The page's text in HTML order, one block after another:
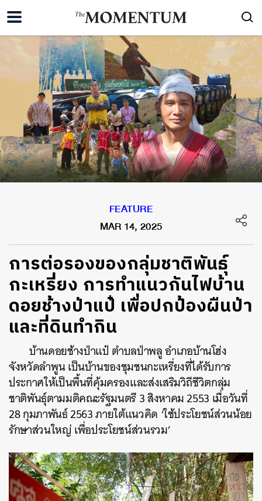
FEATURE
MAR 14, 2025
การต่อรองของกลุ่มชาติพันธุ์
กะเหรี่ยง การทำแนวกันไฟบ้าน
ดอยช้างป่าแป๋ เพื่อปกป้องผืนป่า
และที่ดินทำกิน
บ้านดอยช้างป่าแป๋ ตำบลป่าพลู อำเภอบ้านโฮ่ง
จังหวัดลำพูน เป็นบ้านของชุมชนกะเหรี่ยงที่ได้รับการ
ประกาศให้เป็นพื้นที่คุ้มครองและส่งเสริมวิถีชีวิตกลุ่ม
ชาติพันธุ์ตามมติคณะรัฐมนตรี 3 สิงหาคม 2553 เมื่อวันที่
28 กุมภาพันธ์ 2563 ภายใต้แนวคิด ‘ใช้ประโยชน์ส่วนน้อย
รักษาส่วนใหญ่ เพื่อประโยชน์ส่วนรวม’